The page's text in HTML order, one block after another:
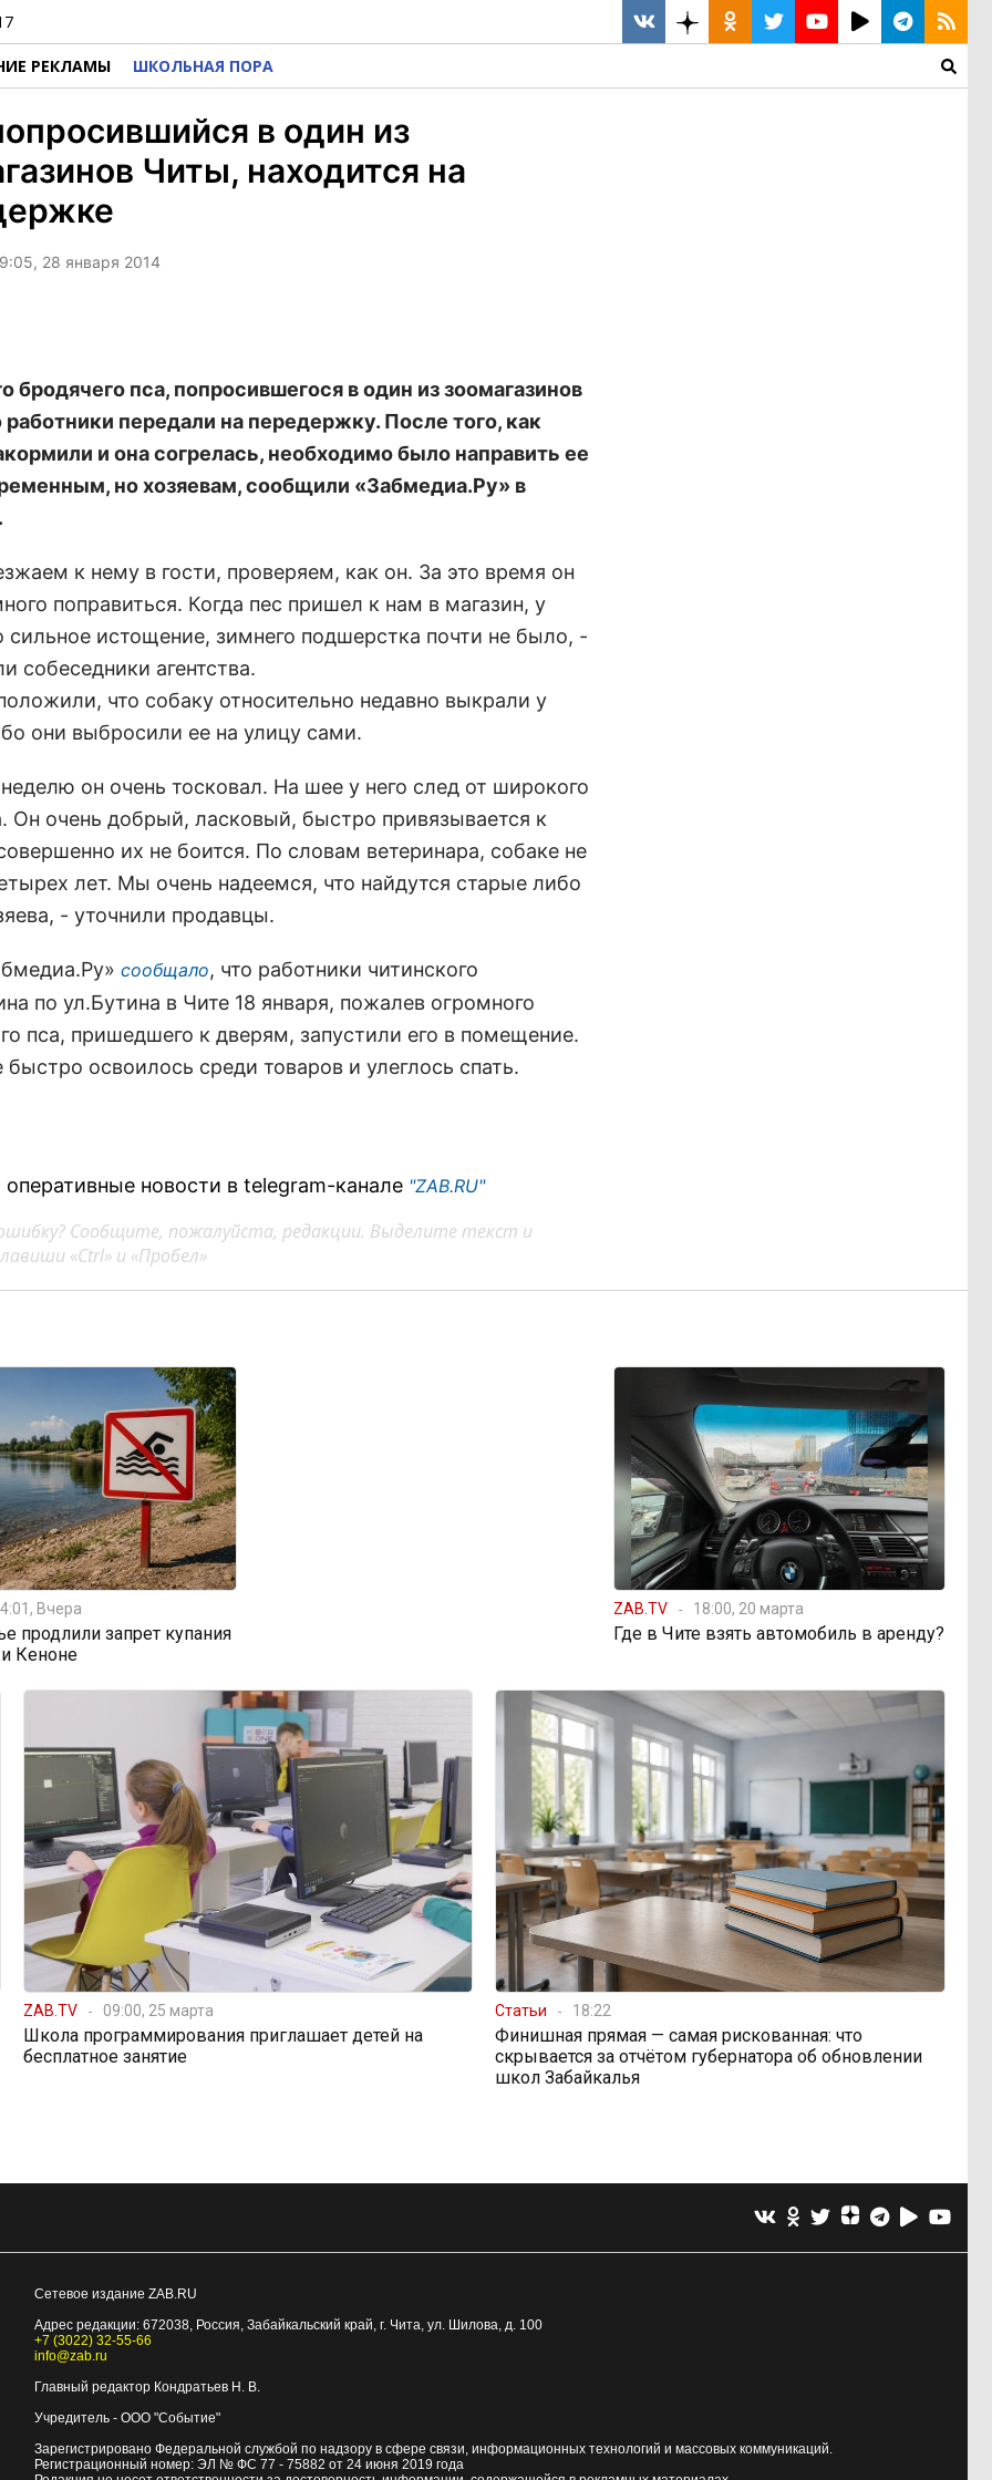
РЕКЛАМЫ ШКОЛЬНАЯ ПОРА
в один из
Читы, находится на
28 января 2014
бродячего пса, попросившегося в один из зоомагазинов
работники передали на передержку. После того, как
и она согрелась, необходимо было направить ее
но хозяевам, сообщили «Забмедиа.Ру» в
к нему в гости, проверяем, как он. За это время он
поправиться. Когда пес пришел к нам в магазин, у
сильное истощение, зимнего подшерстка почти не было, -
собеседники агентства.
что собаку относительно недавно выкрали у
они выбросили ее на улицу сами.
он очень тосковал. На шее у него след от широкого
Он очень добрый, ласковый, быстро привязывается к
их не боится. По словам ветеринара, собаке не
лет. Мы очень надеемся, что найдутся старые либо
- уточнили продавцы.
сообщало, что работники читинского
по ул.Бутина в Чите 18 января, пожалев огромного
пса, пришедшего к дверям, запустили его в помещение.
освоилось среди товаров и улеглось спать.
новости в telegram-канале "ZAB.RU"
Сообщите, пожалуйста, редакции. Выделите текст и
«Ctrl» и «Пробел»
Вчера
продлили запрет купания
Кеноне
ZAB.TV 18:00, 20 марта
Где в Чите взять автомобиль в аренду?
ZAB.TV 09:00, 25 марта
Школа программирования приглашает детей на
бесплатное занятие
Статьи 18:22
Финишная прямая — самая рискованная: что
скрывается за отчётом губернатора об обновлении
школ Забайкалья
Сетевое издание ZAB.RU
Адрес редакции: 672038, Россия, Забайкальский край, г. Чита, ул. Шилова, д. 100
+7 (3022) 32-55-66
info@zab.ru
Главный редактор Кондратьев Н. В.
Учредитель - ООО "Событие"
Зарегистрировано Федеральной службой по надзору в сфере связи, информационных технологий и массовых коммуникаций.
Регистрационный номер: ЭЛ № ФС 77 - 75882 от 24 июня 2019 года